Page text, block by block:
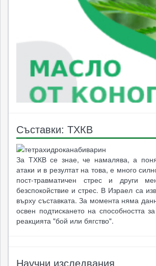
Съставки: ТХКВ
За ТХКВ се знае, че намалява, а
атаки и в резултат на това, е много
пост-травматичен стрес и други
безспокойствие и стрес. В Израел са
върху съставката. За момента няма
освен подтискането на способността
реакцията "бой или бягство".
Научни изследвания